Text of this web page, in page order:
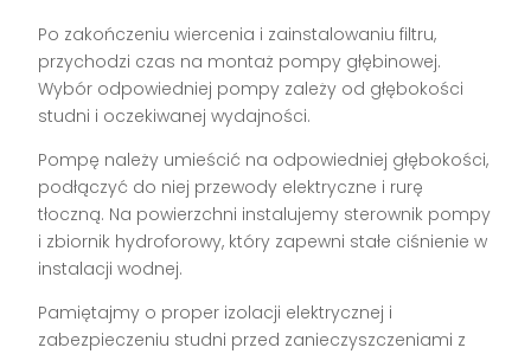
Po zakończeniu wiercenia i zainstalowaniu filtru,
przychodzi czas na montaż pompy głębinowej.
Wybór odpowiedniej pompy zależy od głębokości
studni i oczekiwanej wydajności.
Pompę należy umieścić na odpowiedniej głębokości,
podłączyć do niej przewody elektryczne i rurę
tłoczną. Na powierzchni instalujemy sterownik pompy
i zbiornik hydroforowy, który zapewni stałe ciśnienie w
instalacji wodnej.
Pamiętajmy o proper izolacji elektrycznej i
zabezpieczeniu studni przed zanieczyszczeniami z